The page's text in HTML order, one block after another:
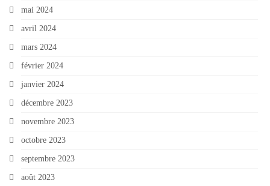
mai 2024
avril 2024
mars 2024
février 2024
janvier 2024
décembre 2023
novembre 2023
octobre 2023
septembre 2023
août 2023